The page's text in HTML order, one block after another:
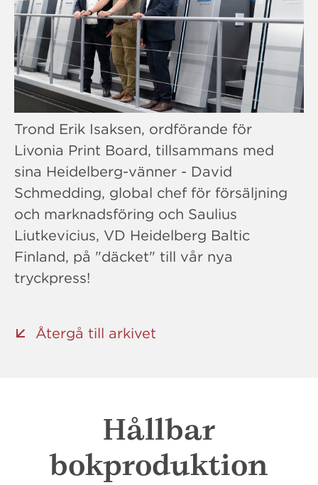
Trond Erik Isaksen, ordförande för
Livonia Print Board, tillsammans med
sina Heidelberg-vänner - David
Schmedding, global chef för försäljning
och marknadsföring och Saulius
Liutkevicius, VD Heidelberg Baltic
Finland, på "däcket" till vår nya
tryckpress!
Återgå till arkivet
Hållbar
bokproduktion